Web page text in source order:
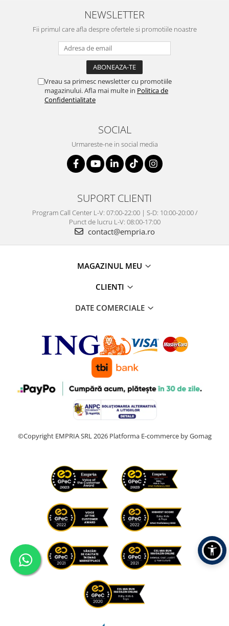
NEWSLETTER
Fii primul care afla despre ofertele si promotiile noastre
Vreau sa primesc newsletter cu promotiile
magazinului. Afla mai multe in Politica de
Confidentialitate
SOCIAL
Urmareste-ne in social media
SUPORT CLIENTI
Program Call Center L-V: 07:00-22:00 | S-D: 10:00-20:00 /
Punct de lucru L-V: 08:00-17:00
contact@empria.ro
MAGAZINUL MEU
CLIENTI
DATE COMERCIALE
©Copyright EMPRIA SRL 2026 Platforma E-commerce by Gomag